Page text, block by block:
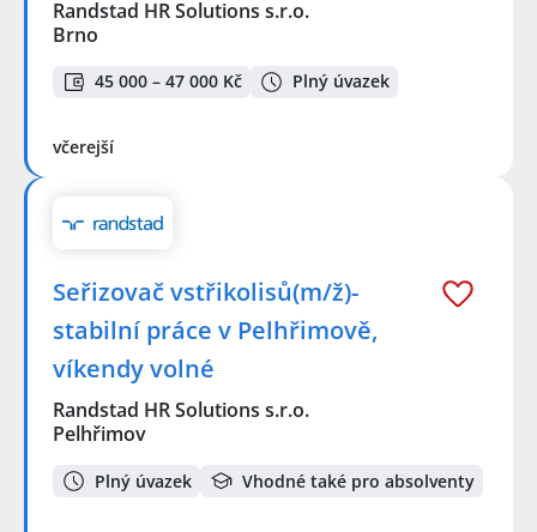
Randstad HR Solutions s.r.o.
Brno
45 000 – 47 000 Kč Plný úvazek
včerejší
Seřizovač vstřikolisů(m/ž)-
stabilní práce v Pelhřimově,
víkendy volné
Randstad HR Solutions s.r.o.
Pelhřimov
Plný úvazek Vhodné také pro absolventy